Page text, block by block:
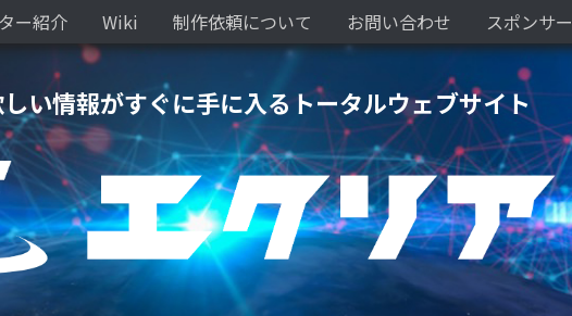
ー紹介 Wiki 制作依頼について お問い合わせ スポンサー
い情報がすぐに手に入るトータルウェブサイト